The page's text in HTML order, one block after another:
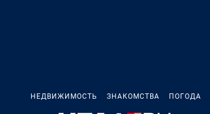
НЕДВИЖИМОСТЬ ЗНАКОМСТВА ПОГОДА